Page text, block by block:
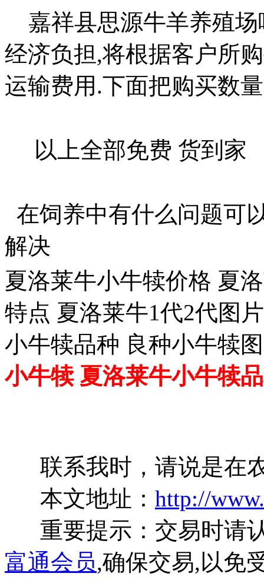
嘉祥县思源牛羊养殖场
经济负担,将根据客户所
运输费用.下面把购买数
以上全部免费 货到家
在饲养中有什么问题可
解决
夏洛莱牛小牛犊价格 夏
特点 夏洛莱牛1代2代图
小牛犊品种 良种小牛犊
小牛犊 夏洛莱牛小牛犊
联系我时，请说是在
本文地址： http://
重要提示：交易时请
富通会员,确保交易,以免